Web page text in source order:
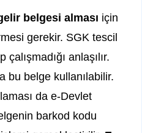
belgesi alması için
gerekir. SGK tescil
çalışmadığı anlaşılır.
bu belge kullanılabilir.
da e-Devlet
barkod kodu